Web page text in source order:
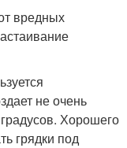
вредных
не очень
Хорошего
грядки под